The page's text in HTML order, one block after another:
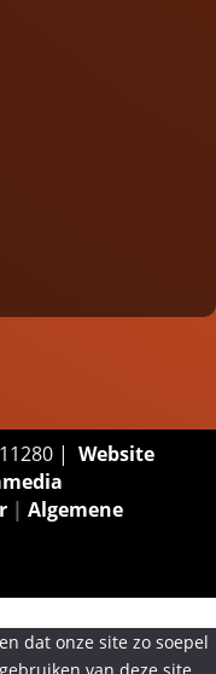
| Website
| Algemene
dat onze site zo soepel